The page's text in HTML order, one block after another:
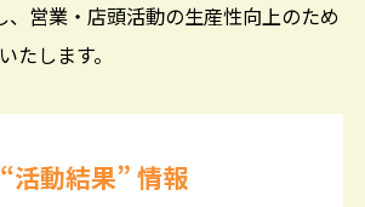
、営業・店頭活動の生産性向上のため
たします。
“活動結果” 情報